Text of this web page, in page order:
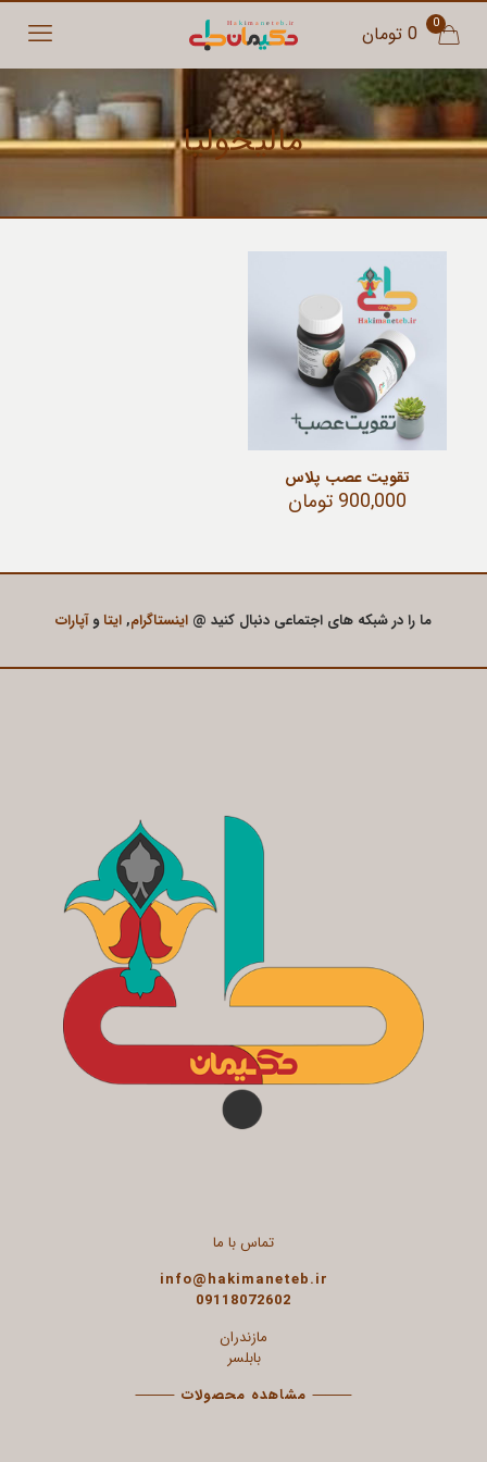
0 0 تومان
مالیخولیا
تقویت عصب پلاس
900,000 تومان
ما را در شبکه های اجتماعی دنبال کنید @ اینستاگرام,ایتاوآپارات
تماس با ما
info@hakimaneteb.ir
09118072602
مازندران
بابلسر
⸻ مشاهده محصولات ⸻